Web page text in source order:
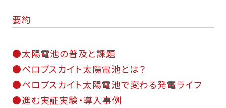
CONTACT
要約
●太陽電池の普及と課題
●ペロブスカイト太陽電池とは？
●ペロブスカイト太陽電池で変わる発電ライフ
●進む実証実験・導入事例